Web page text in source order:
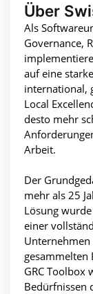
Über
Als
Governance,
auf eine
international,
Local
desto mehr
Arbeit.
Der
mehr als 25
Lösung
einer
gesammelten
GRC Toolbox
Bedürfnissen